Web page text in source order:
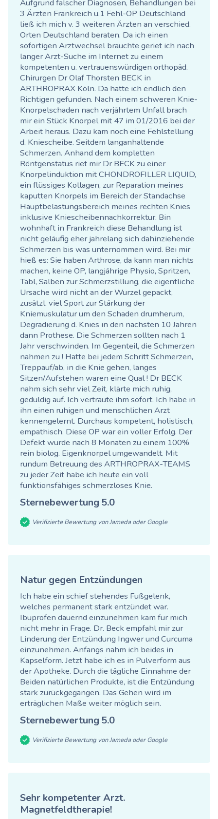
Aufgrund falscher Diagnosen, Behandlungen bei
3 Ärzten Frankreich u.1 Fehl-OP Deutschland
ließ ich mich v. 3 weiteren Ärzten an verschied.
Orten Deutschland beraten. Da ich einen
sofortigen Arztwechsel brauchte geriet ich nach
langer Arzt-Suche im Internet zu einem
kompetenten u. vertrauenswürdigen orthopäd.
Chirurgen Dr Olaf Thorsten BECK in
ARTHROPRAX Köln. Da hatte ich endlich den
Richtigen gefunden. Nach einem schweren Knie-
Knorpelschaden nach verjährtem Unfall brach
mir ein Stück Knorpel mit 47 im 01/2016 bei der
Arbeit heraus. Dazu kam noch eine Fehlstellung
d. Kniescheibe. Seitdem langanhaltende
Schmerzen. Anhand dem kompletten
Röntgenstatus riet mir Dr BECK zu einer
Knorpelinduktion mit CHONDROFILLER LIQUID,
ein flüssiges Kollagen, zur Reparation meines
kaputten Knorpels im Bereich der Standachse
Hauptbelastungsbereich meines rechten Knies
inklusive Kniescheibennachkorrektur. Bin
wohnhaft in Frankreich diese Behandlung ist
nicht geläufig eher jahrelang sich dahinziehende
Schmerzen bis was unternommen wird. Bei mir
hieß es: Sie haben Arthrose, da kann man nichts
machen, keine OP, langjährige Physio, Spritzen,
Tabl, Salben zur Schmerzstillung, die eigentliche
Ursache wird nicht an der Wurzel gepackt,
zusätzl. viel Sport zur Stärkung der
Kniemuskulatur um den Schaden drumherum,
Degradierung d. Knies in den nächsten 10 Jahren
dann Prothese. Die Schmerzen sollten nach 1
Jahr verschwinden. Im Gegenteil, die Schmerzen
nahmen zu ! Hatte bei jedem Schritt Schmerzen,
Treppauf/ab, in die Knie gehen, langes
Sitzen/Aufstehen waren eine Qual ! Dr BECK
nahm sich sehr viel Zeit, klärte mich ruhig,
geduldig auf. Ich vertraute ihm sofort. Ich habe in
ihn einen ruhigen und menschlichen Arzt
kennengelernt. Durchaus kompetent, holistisch,
empathisch. Diese OP war ein voller Erfolg. Der
Defekt wurde nach 8 Monaten zu einem 100%
rein biolog. Eigenknorpel umgewandelt. Mit
rundum Betreuung des ARTHROPRAX-TEAMS
zu jeder Zeit habe ich heute ein voll
funktionsfähiges schmerzloses Knie.
Sternebewertung 5.0
Verifizierte Bewertung von Jameda oder Google
Natur gegen Entzündungen
Ich habe ein schief stehendes Fußgelenk,
welches permanent stark entzündet war.
Ibuprofen dauernd einzunehmen kam für mich
nicht mehr in Frage. Dr. Beck empfahl mir zur
Linderung der Entzündung Ingwer und Curcuma
einzunehmen. Anfangs nahm ich beides in
Kapselform. Jetzt habe ich es in Pulverform aus
der Apotheke. Durch die tägliche Einnahme der
Beiden natürlichen Produkte, ist die Entzündung
stark zurückgegangen. Das Gehen wird im
erträglichen Maße weiter möglich sein.
Sternebewertung 5.0
Verifizierte Bewertung von Jameda oder Google
Sehr kompetenter Arzt.
Magnetfeldtherapie!